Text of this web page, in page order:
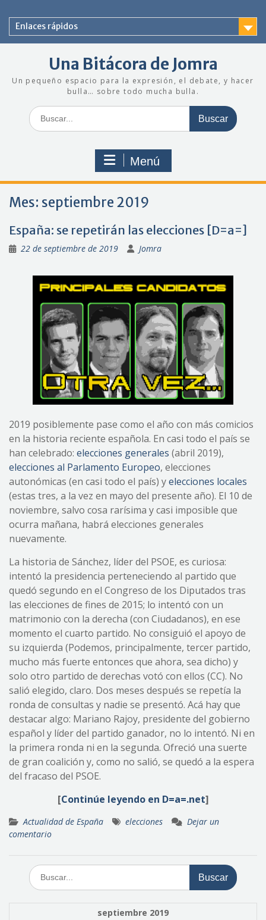
contenido
Enlaces rápidos
Una Bitácora de Jomra
Un pequeño espacio para la expresión, el debate, y hacer
bulla… sobre todo mucha bulla.
Buscar:
Menú
Mes: septiembre 2019
España: se repetirán las elecciones [D=a=]
22 de septiembre de 2019 Jomra
2019 posiblemente pase como el año con más comicios
en la historia reciente española. En casi todo el país se
han celebrado: elecciones generales (abril 2019),
elecciones al Parlamento Europeo, elecciones
autonómicas (en casi todo el país) yelecciones locales
(estas tres, a la vez en mayo del presente año). El 10 de
noviembre, salvo cosa rarísima y casi imposible que
ocurra mañana, habrá elecciones generales
nuevamente.
La historia de Sánchez, líder del PSOE, es curiosa:
intentó la presidencia perteneciendo al partido que
quedó segundo en el Congreso de los Diputados tras
las elecciones de fines de 2015; lo intentó con un
matrimonio con la derecha (con Ciudadanos), en ese
momento el cuarto partido. No consiguió el apoyo de
su izquierda (Podemos, principalmente, tercer partido,
mucho más fuerte entonces que ahora, sea dicho) y
solo otro partido de derechas votó con ellos (CC). No
salió elegido, claro. Dos meses después se repetía la
ronda de consultas y nadie se presentó. Acá hay que
destacar algo: Mariano Rajoy, presidente del gobierno
español y líder del partido ganador, no lo intentó. Ni en
la primera ronda ni en la segunda. Ofreció una suerte
de gran coalición y, como no salió, se quedó a la espera
del fracaso del PSOE.
[Continúe leyendo en D=a=.net]
Actualidad de España elecciones
Dejar un
comentario
Buscar:
septiembre 2019